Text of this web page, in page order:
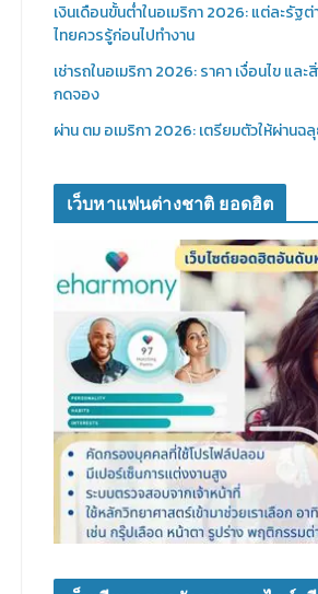
เงินเดือนขั้นต่ำในอเมริกา 2026: แต่ละรัฐ
ไทยควรรู้ก่อนไปทำงาน
เช่ารถในอเมริกา 2026: ราคา เงื่อนไข แล
กดจอง
ผ่าน ตม อเมริกา 2026: เตรียมตัวให้ผ่านฉ
เว็บหาแฟนต่างชาติ ยอดฮิต